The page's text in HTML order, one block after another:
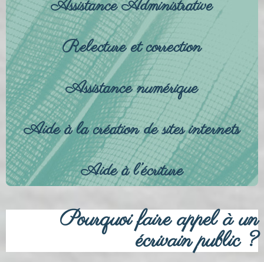
Assistance Administrative
Relecture et correction
Assistance numérique
Aide à la création de sites internets
Aide à l’écriture
Pourquoi faire appel à un
écrivain public ?